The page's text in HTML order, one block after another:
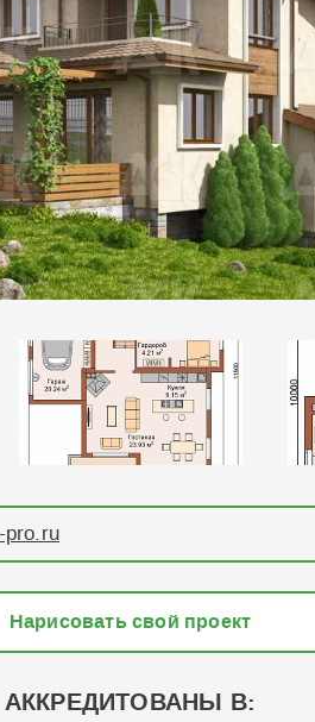
pro.ru
Нарисовать свой проект
АККРЕДИТОВАНЫ В: